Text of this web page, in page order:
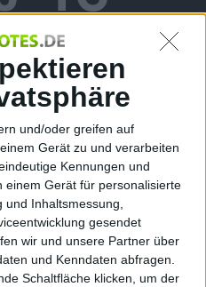
und/oder greifen auf
Gerät zu und verarbeiten
Kennungen und
einem Gerät für personalisierte
und Inhaltsmessung,
gesendet
wir und unsere Partner über
und Kenndaten abfragen.
Schaltfläche klicken, um der
einer Woche zu haben.